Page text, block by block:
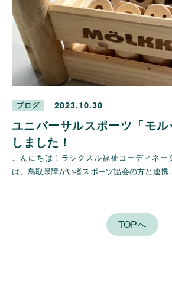
ブログ 2023.10.30
ユニバーサルスポーツ「モ
しました！
こんにちは！ラシクスル福祉コーディネー
は、鳥取県障がい者スポーツ協会の方と連
TOPへ